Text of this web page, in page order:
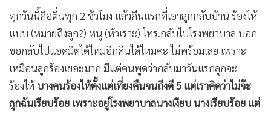
ญี่ปุ่น
News1
• Gotomanager
ทุกวันนี้คือตื่นทุก 2 ชั่วโมง แล้วคืนแรกที่เอาลูกกลับบ้าน ร้องไห้
แบบ (หมายถึงลูก?) หนู (หัวเราะ) โทร.กลับไปโรงพยาบาล บอก
ขอกลับไปแอดมิตได้ไหมอีกคืนได้ไหมคะ ไม่พร้อมเลย เพราะ
เหมือนลูกร้องเยอะมาก มีแต่คนพูดว่ากลับมาวันแรกลูกจะ
ร้องไห้บางคนร้องไห้ตั้งแต่เที่ยงคืนจนถึงตี 5 แต่เราคิดว่าไม่จ๊ะ
ลูกฉันเรียบร้อย เพราะอยู่โรงพยาบาลนางเงียบ นางเรียบร้อย แต่